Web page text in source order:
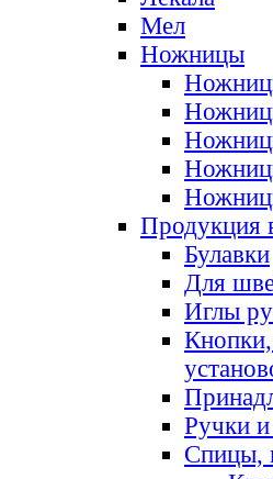
Мел
Ножницы
Продукция
Булавки
Для
Иглы
Ручки
Спицы,